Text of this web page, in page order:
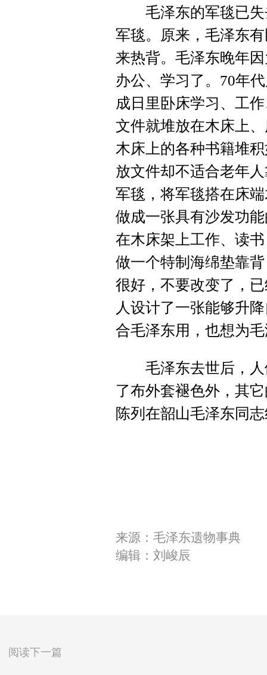
毛泽东的军毯已失
军毯。原来，毛泽东
来热背。毛泽东晚年
办公、学习了。70年
成日里卧床学习、工
文件就堆放在木床上
木床上的各种书籍堆
放文件却不适合老年
军毯，将军毯搭在床
做成一张具有沙发功
在木床架上工作、读
做一个特制海绵垫靠
很好，不要改变了，
人设计了一张能够升
合毛泽东用，也想为
毛泽东去世后，人
了布外套褪色外，其
陈列在韶山毛泽东同
来源：毛泽东遗物事典
编辑：刘峻辰
阅读下一篇